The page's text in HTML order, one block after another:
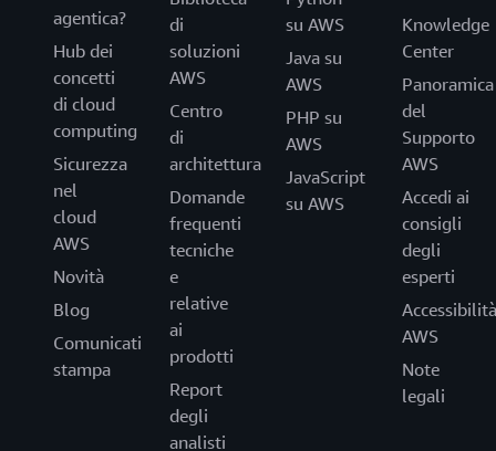
agentica?
Hub dei
concetti
di cloud
computing
Sicurezza
nel
cloud
AWS
Novità
Blog
Comunicati
stampa
di
soluzioni
AWS
Centro
di
architettura
Domande
frequenti
tecniche
e
relative
ai
prodotti
Report
degli
analisti
su AWS
Java su
AWS
PHP su
AWS
JavaScript
su AWS
Knowledge
Center
Panoramica
del
Supporto
AWS
Accedi ai
consigli
degli
esperti
Accessibilità
AWS
Note
legali